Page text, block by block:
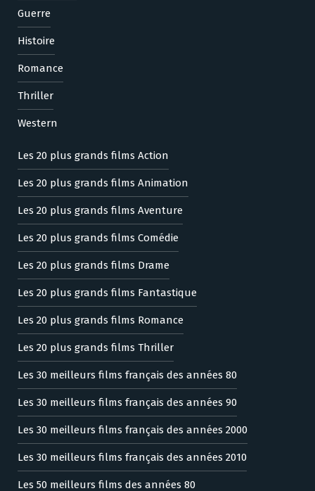
Guerre
Histoire
Romance
Thriller
Western
Les 20 plus grands films Action
Les 20 plus grands films Animation
Les 20 plus grands films Aventure
Les 20 plus grands films Comédie
Les 20 plus grands films Drame
Les 20 plus grands films Fantastique
Les 20 plus grands films Romance
Les 20 plus grands films Thriller
Les 30 meilleurs films français des années 80
Les 30 meilleurs films français des années 90
Les 30 meilleurs films français des années 2000
Les 30 meilleurs films français des années 2010
Les 50 meilleurs films des années 80